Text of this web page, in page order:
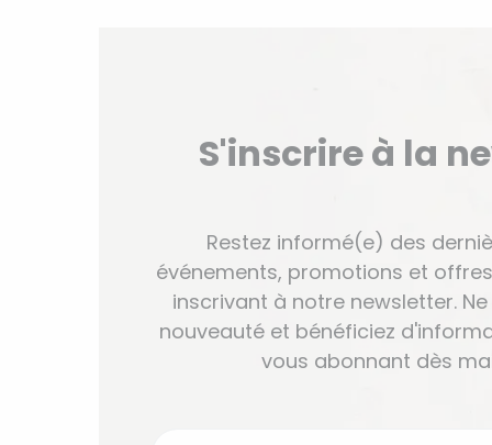
S'inscrire à la
Restez informé(e) des
événements, promotions et
inscrivant à notre newsletter.
nouveauté et bénéficiez
vous abonnant dès